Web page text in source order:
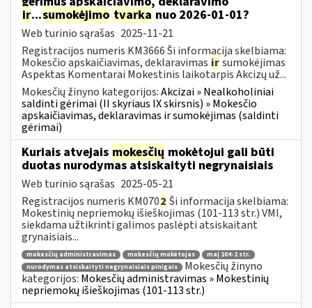
ir...sumokėjimo tvarka nuo 2026-01-01?
Web turinio sąrašas 2025-11-21
Registracijos numeris KM3666 Ši informacija skelbiama:
Mokesčio apskaičiavimas, deklaravimas irsumokėjimas
Aspektas Komentarai Mokestinis laikotarpis Akcizų už...
Mokesčių žinyno kategorijos:Akcizai » Nealkoholiniai
saldinti gėrimai (II skyriaus IX skirsnis) » Mokesčio
apskaičiavimas, deklaravimas ir sumokėjimas (saldinti
gėrimai)
Kuriais atvejais mokesčių mokėtojui gali būti
duotas nurodymas atsiskaityti negrynaisiais
Web turinio sąrašas 2025-05-21
Registracijos numeris KM0702 Ši informacija skelbiama:
Mokestinių nepriemokų išieškojimas (101-113 str.) VMI,
siekdama užtikrinti galimos paslėpti atsiskaitant
grynaisiais...
mokesčių administravimas mokesčių mokėtojas
maį 104-2 str.
nurodymas atsiskaityti negrynaisiais pinigais
Mokesčių žinyno
kategorijos: Mokesčių administravimas » Mokestinių
nepriemokų išieškojimas (101-113 str.)